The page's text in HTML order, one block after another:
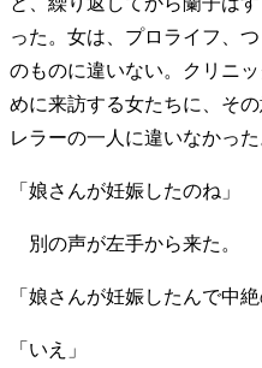
った。女は、プロライフ、
のものに違いない。クリニ
めに来訪する女たちに、そ
レラーの一人に違いなかった
「娘さんが妊娠したのね」
別の声が左手から来た。
「娘さんが妊娠したんで中
「いえ」